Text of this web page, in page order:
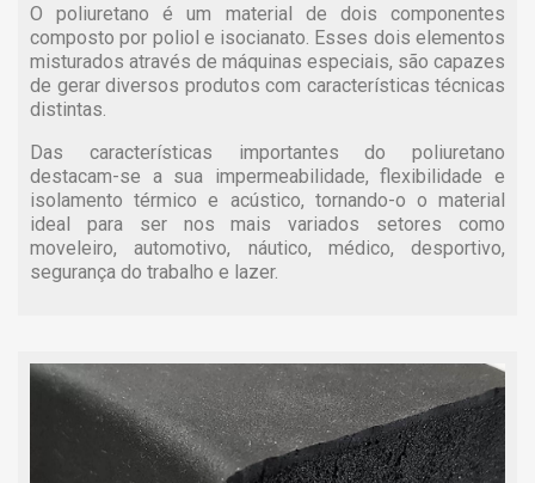
O poliuretano é um material de dois componentes
composto por poliol e isocianato. Esses dois elementos
misturados através de máquinas especiais, são capazes
de gerar diversos produtos com características técnicas
distintas.
Das características importantes do poliuretano
destacam-se a sua impermeabilidade, flexibilidade e
isolamento térmico e acústico, tornando-o o material
ideal para ser nos mais variados setores como
moveleiro, automotivo, náutico, médico, desportivo,
segurança do trabalho e lazer.